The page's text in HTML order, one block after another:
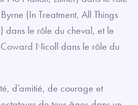
(In Treatment, All Things
dans le rôle du cheval, et le
Nicoll dans le rôle du
d’amitié, de courage et